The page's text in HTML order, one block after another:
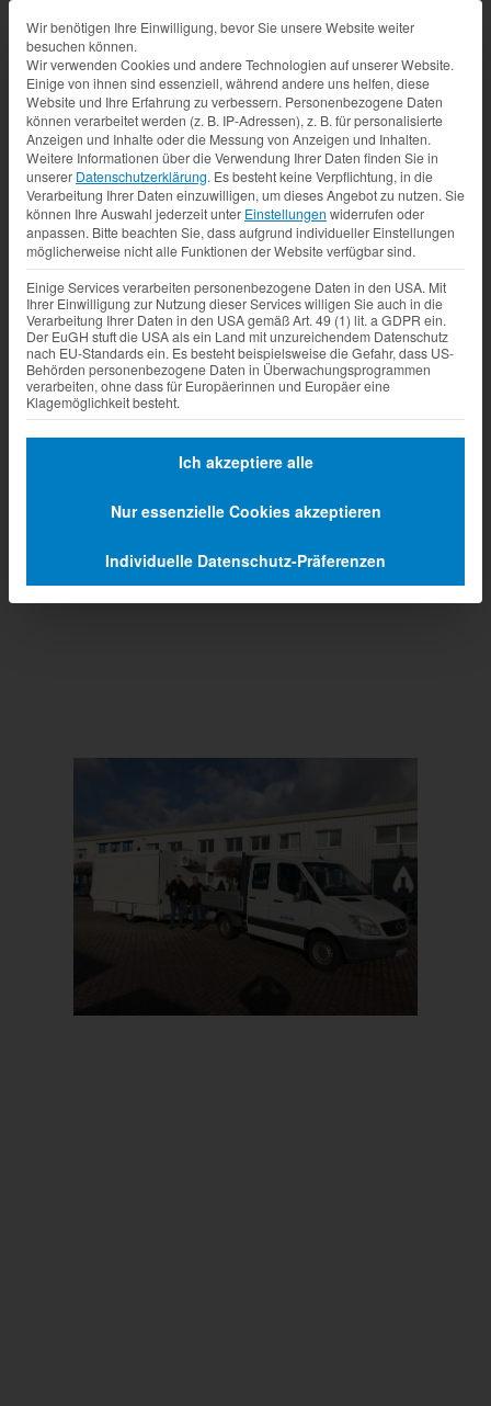
Datenschutz-Präferenz
Wir benötigen Ihre Einwilligung, bevor Sie unsere Website weiter
besuchen können.
Wir verwenden Cookies und andere Technologien auf unserer Website.
Einige von ihnen sind essenziell, während andere uns helfen, diese
Website und Ihre Erfahrung zu verbessern. Personenbezogene Daten
können verarbeitet werden (z. B. IP-Adressen), z. B. für personalisierte
Anzeigen und Inhalte oder die Messung von Anzeigen und Inhalten.
Weitere Informationen über die Verwendung Ihrer Daten finden Sie in
unserer Datenschutzerklärung. Es besteht keine Verpflichtung, in die
Verarbeitung Ihrer Daten einzuwilligen, um dieses Angebot zu nutzen. Sie
können Ihre Auswahl jederzeit unter Einstellungen widerrufen oder
anpassen. Bitte beachten Sie, dass aufgrund individueller Einstellungen
möglicherweise nicht alle Funktionen der Website verfügbar sind.
Einige Services verarbeiten personenbezogene Daten in den USA. Mit
Ihrer Einwilligung zur Nutzung dieser Services willigen Sie auch in die
Verarbeitung Ihrer Daten in den USA gemäß Art. 49 (1) lit. a GDPR ein.
Der EuGH stuft die USA als ein Land mit unzureichendem Datenschutz
nach EU-Standards ein. Es besteht beispielsweise die Gefahr, dass US-
Behörden personenbezogene Daten in Überwachungsprogrammen
verarbeiten, ohne dass für Europäerinnen und Europäer eine
Klagemöglichkeit besteht.
Ich akzeptiere alle
Nur essenzielle Cookies akzeptieren
Individuelle Datenschutz-Präferenzen